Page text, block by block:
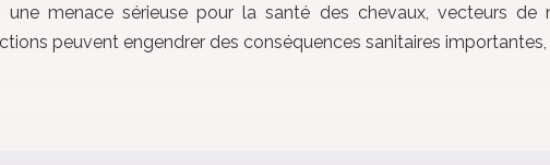
menace sérieuse pour la santé des chevaux, vecteurs
peuvent engendrer des conséquences sanitaires